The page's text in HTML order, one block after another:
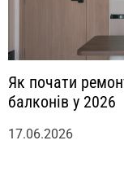
Як почати
балконів у 2026
17.06.2026